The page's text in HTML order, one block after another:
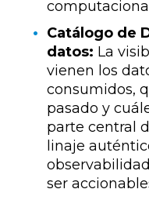
Catálogo de
datos: La
vienen los
consumidos,
pasado y
parte central
linaje
ser